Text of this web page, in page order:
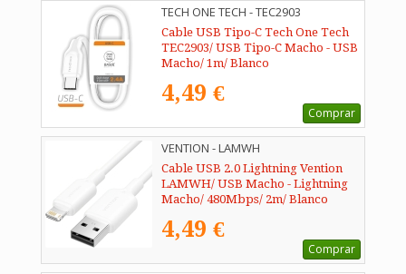
TECH ONE TECH - TEC2903
Cable USB Tipo-C Tech One Tech
TEC2903/ USB Tipo-C Macho - USB
Macho/ 1m/ Blanco
4,49 €
Comprar
VENTION - LAMWH
Cable USB 2.0 Lightning Vention
LAMWH/ USB Macho - Lightning
Macho/ 480Mbps/ 2m/ Blanco
4,49 €
Comprar